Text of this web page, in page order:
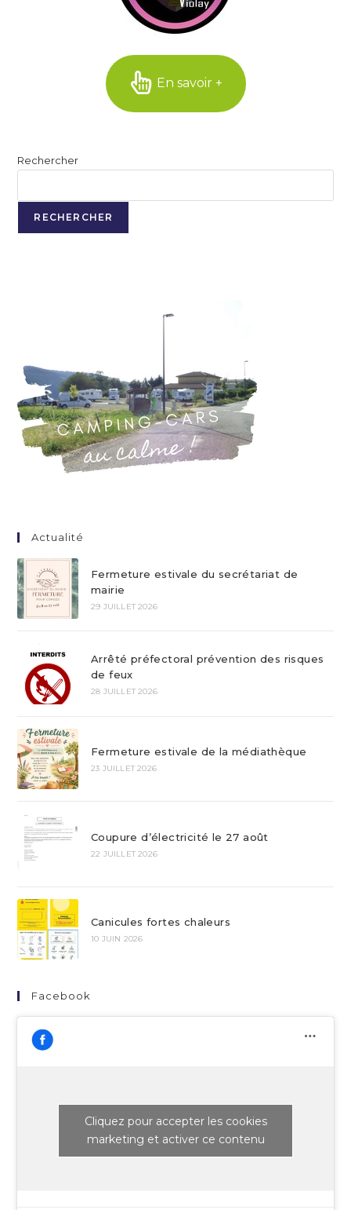
En savoir +
Rechercher
RECHERCHER
Actualité
Fermeture estivale du secrétariat de
mairie
29 JUILLET 2026
Arrêté préfectoral prévention des risques
de feux
28 JUILLET 2026
Fermeture estivale de la médiathèque
23 JUILLET 2026
Coupure d’électricité le 27 août
22 JUILLET 2026
Canicules fortes chaleurs
10 JUIN 2026
Facebook
Cliquez pour accepter les cookies
marketing et activer ce contenu